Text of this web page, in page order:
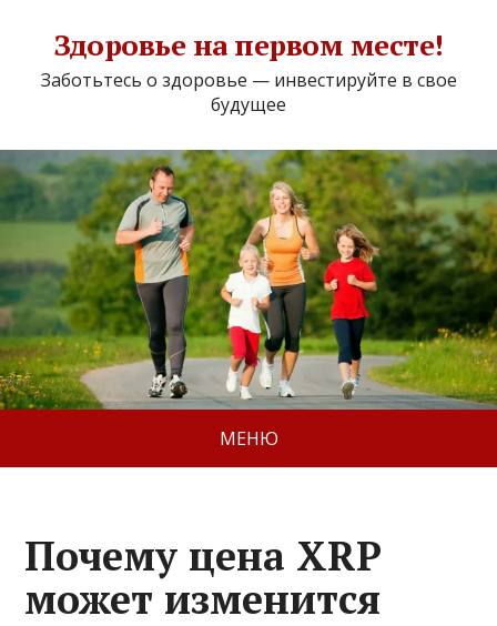
Здоровье на первом месте!
Заботьтесь о здоровье — инвестируйте в свое
будущее
МЕНЮ
Почему цена XRP
может изменится